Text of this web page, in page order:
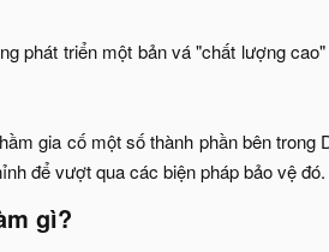
phát triển một bản vá "chất lượng
gia cố một số thành phần bên trong
để vượt qua các biện pháp bảo vệ đó.​
gì?​